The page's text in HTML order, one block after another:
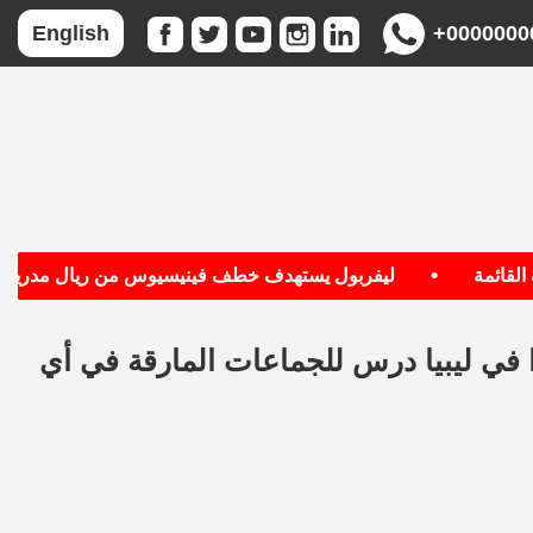
English
ليفربول يستهدف خطف فينيسيوس من ريال مدريد
مصرياً احتجزوا في ليبيا درس للجماعات المارقة في أي